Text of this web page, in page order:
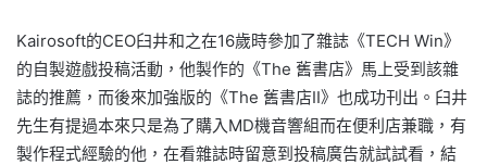
Kairosoft的CEO臼井和之在16歲時參加了雜誌《TECH Win》
的自製遊戲投稿活動，他製作的《The 舊書店》馬上受到該雜
誌的推薦，而後來加強版的《The 舊書店II》也成功刊出。臼井
先生有提過本來只是為了購入MD機音響組而在便利店兼職，有
製作程式經驗的他，在看雜誌時留意到投稿廣告就試試看，結